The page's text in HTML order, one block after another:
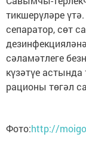
тикшерүләре
сепаратор, сөт
сәламәтлеге
күзәтүе
рационы төгәл
Фото:http://